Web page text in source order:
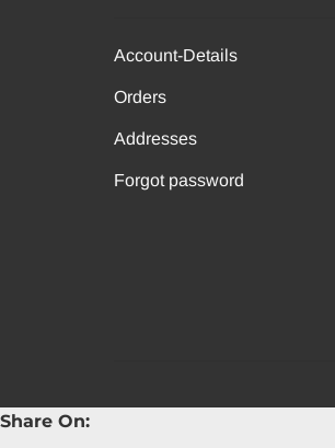
Account-Details
Orders
Addresses
Forgot password
Share On: